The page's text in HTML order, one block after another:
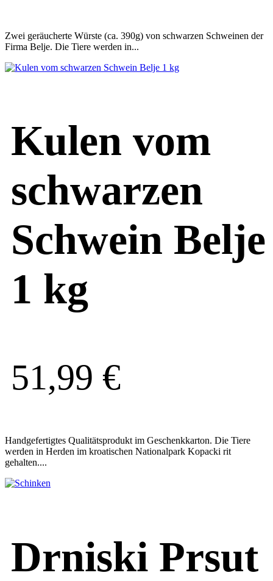
Zwei geräucherte Würste (ca. 390g) von schwarzen Schweinen der
Firma Belje. Die Tiere werden in...
Kulen vom
schwarzen
Schwein Belje
1 kg
51,99 €
Handgefertigtes Qualitätsprodukt im Geschenkkarton. Die Tiere
werden in Herden im kroatischen Nationalpark Kopacki rit
gehalten....
Drniski Prsut